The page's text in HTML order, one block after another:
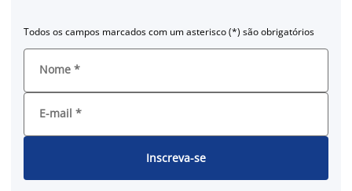
Todos os campos marcados com um asterisco (*) são obrigatórios
Nome *
E-mail *
Inscreva-se